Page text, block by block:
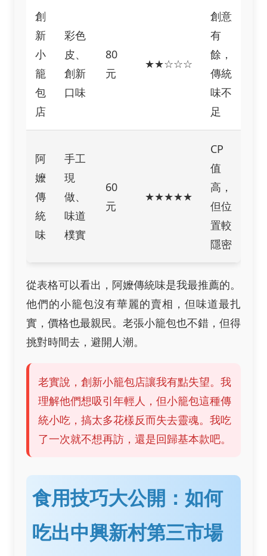
創
新
小
籠
包
店
彩色
皮、
創新
口味
80
元
★★☆☆☆
創意
有
餘，
傳統
味不
足
阿
嬤
傳
統
味
手工
現
做、
味道
樸實
60
元
★★★★★
CP
值
高，
但位
置較
隱密
從表格可以看出，阿嬤傳統味是我最推薦的。
他們的小籠包沒有華麗的賣相，但味道最扎
實，價格也最親民。老張小籠包也不錯，但得
挑對時間去，避開人潮。
老實說，創新小籠包店讓我有點失望。我
理解他們想吸引年輕人，但小籠包這種傳
統小吃，搞太多花樣反而失去靈魂。我吃
了一次就不想再訪，還是回歸基本款吧。
食用技巧大公開：如何
吃出中興新村第三市場